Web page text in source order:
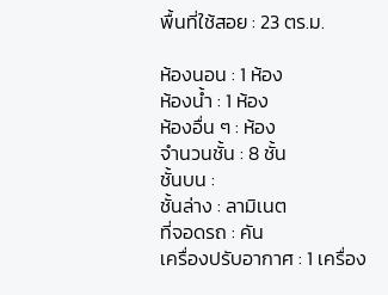
พื้นที่ใช้สอย : 23 ตร.ม.
ห้องนอน : 1 ห้อง
ห้องน้ำ : 1 ห้อง
ห้องอื่น ๆ : ห้อง
จำนวนชั้น : 8 ชั้น
ชั้นบน :
ชั้นล่าง : ลามิเนต
ที่จอดรถ : คัน
เครื่องปรับอากาศ : 1 เครื่อง